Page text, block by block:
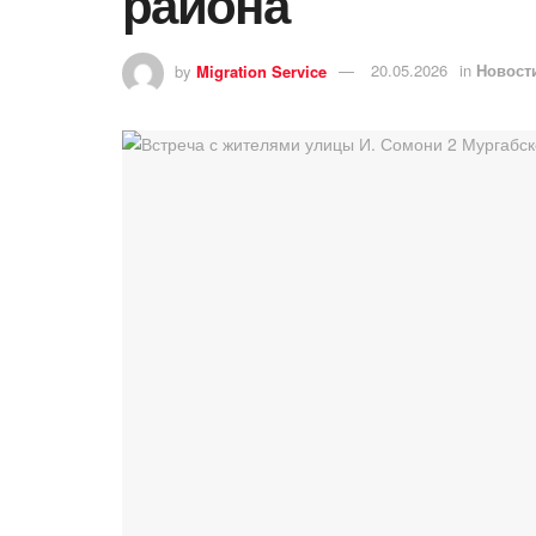
by Migration Service 20.05.2026 in